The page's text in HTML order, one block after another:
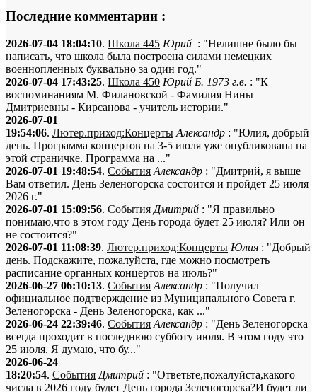
Последние комментарии :
2026-07-04 18:04:10. Школа 445 Юрий : "Нелишне было бы
написать, что школа была построена силами немецких
военнопленных буквально за один год."
2026-07-04 17:43:25. Школа 450 Юрий Б. 1973 г.в. : "К
воспоминаниям М. Филановской - Фамилия Нины
Дмитриевны - Кирсанова - учитель истории."
2026-07-01
19:54:06. Лютер.приход:Концерты Александр : "Юлия, добрый
день. Программа концертов на 3-5 июля уже опубликована на
этой страничке. Программа на ..."
2026-07-01 19:48:54. События Александр : "Дмитрий, я выше
Вам ответил. День Зеленогорска состоится и пройдет 25 июля
2026 г."
2026-07-01 15:09:56. События Дмитрий : "Я правильно
понимаю,что в этом году День города будет 25 июля? Или он
не состоится?"
2026-07-01 11:08:39. Лютер.приход:Концерты Юлия : "Добрый
день. Подскажите, пожалуйста, где можно посмотреть
расписание органных концертов на июль?"
2026-06-27 06:10:13. События Александр : "Получил
официальное подтверждение из Муниципального Совета г.
Зеленогорска - День Зеленогорска, как ..."
2026-06-24 22:39:46. События Александр : "День Зеленогорска
всегда проходит в последнюю субботу июля. В этом году это
25 июля. Я думаю, что бу..."
2026-06-24
18:20:54. События Дмитрий : "Ответьте,пожалуйста,какого
числа в 2026 году будет День города Зеленогорска?И будет ли